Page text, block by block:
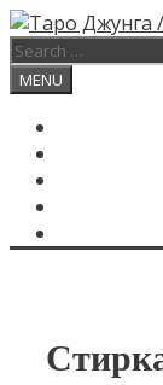
Skip
to
content
Search
for:
Search
MENU